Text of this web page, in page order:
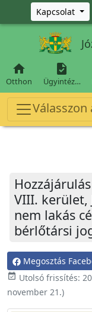
Ugrás a fő tartalomra
Kapcsolat

Otthon

Ügyintéz…
VIII. kerület,
nem lakás
bérlőtársi
Megosztás
event_available Utolsó frissítés:
november 21.)